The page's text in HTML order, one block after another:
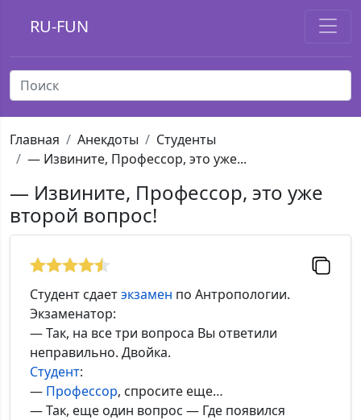
RU-FUN
Главная Анекдоты
Студенты
— Извините, Профессор, это уже...
— Извините, Профессор, это уже
второй вопрос!
Студент сдаетэкзамен по Антропологии.
Экзаменатор:
— Так, на все три вопроса Вы ответили
неправильно. Двойка.
Студент:
— Профессор, спросите еще…
— Так, еще один вопрос — Где появился